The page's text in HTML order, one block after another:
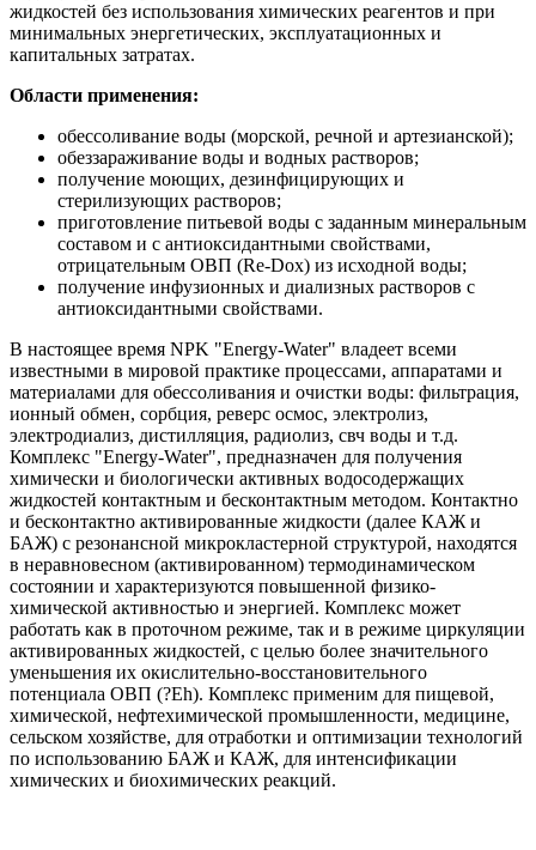
жидкостей без использования химических реагентов и при
минимальных энергетических, эксплуатационных и
капитальных затратах.
Области применения:
обессоливание воды (морской, речной и артезианской);
обеззараживание воды и водных растворов;
получение моющих, дезинфицирующих и
стерилизующих растворов;
приготовление питьевой воды с заданным минеральным
составом и с антиоксидантными свойствами,
отрицательным ОВП (Re-Dox) из исходной воды;
получение инфузионных и диализных растворов с
антиоксидантными свойствами.
В настоящее время NPK "Energy-Water" владеет всеми
известными в мировой практике процессами, аппаратами и
материалами для обессоливания и очистки воды: фильтрация,
ионный обмен, сорбция, реверс осмос, электролиз,
электродиализ, дистилляция, радиолиз, свч воды и т.д.
Комплекс "Energy-Water", предназначен для получения
химически и биологически активных водосодержащих
жидкостей контактным и бесконтактным методом. Контактно
и бесконтактно активированные жидкости (далее КАЖ и
БАЖ) с резонансной микрокластерной структурой, находятся
в неравновесном (активированном) термодинамическом
состоянии и характеризуются повышенной физико-
химической активностью и энергией. Комплекс может
работать как в проточном режиме, так и в режиме циркуляции
активированных жидкостей, с целью более значительного
уменьшения их окислительно-восстановительного
потенциала ОВП (?Eh). Комплекс применим для пищевой,
химической, нефтехимической промышленности, медицине,
сельском хозяйстве, для отработки и оптимизации технологий
по использованию БАЖ и КАЖ, для интенсификации
химических и биохимических реакций.